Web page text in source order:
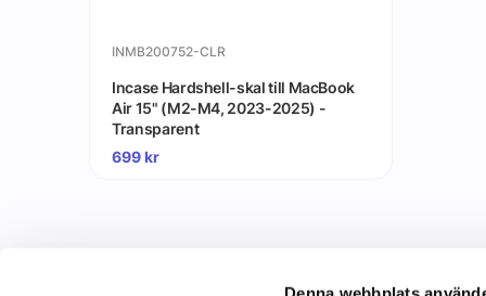
INMB200752-CLR
Incase Hardshell-skal till MacBook
Air 15" (M2-M4, 2023-2025) -
Transparent
699kr